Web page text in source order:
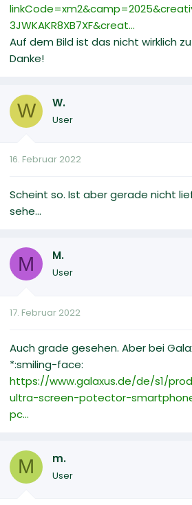
3JWKAKR8XB7XF&creat...
Auf dem Bild ist das nicht wirklich
Danke!
W W.
User
16. Februar 2022
Scheint so. Ist aber gerade nicht
sehe...
M M.
User
17. Februar 2022
Auch grade gesehen. Aber bei
*:smiling-face:
https://www.galaxus.de/de/s1/
ultra-screen-potector-
pc...
M m.
User